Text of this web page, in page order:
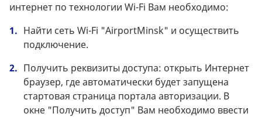
интернет по технологии Wi-Fi Вам необходимо:
Найти сеть Wi-Fi "AirportMinsk" и осуществить
подключение.
Получить реквизиты доступа: открыть Интернет
браузер, где автоматически будет запущена
стартовая страница портала авторизации. В
окне "Получить доступ" Вам необходимо ввести